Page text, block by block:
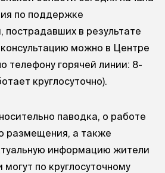
по поддержке
пострадавших в результате
можно в Центре
телефону горячей линии: 8-
круглосуточно).
паводка, о работе
размещения, а также
информацию жители
по круглосуточному